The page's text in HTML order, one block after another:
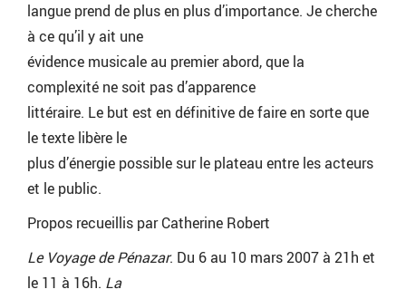
langue prend de plus en plus d’importance. Je cherche
à ce qu’il y ait une
évidence musicale au premier abord, que la
complexité ne soit pas d’apparence
littéraire. Le but est en définitive de faire en sorte que
le texte libère le
plus d’énergie possible sur le plateau entre les acteurs
et le public.
Propos recueillis par Catherine Robert
Le Voyage de Pénazar. Du 6 au 10 mars 2007 à 21h et
le 11 à 16h. La